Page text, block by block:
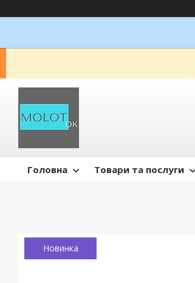
Головна Товари та послуги
Новинка